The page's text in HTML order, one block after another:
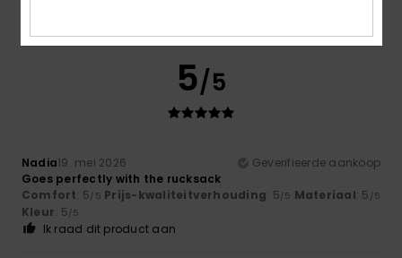
5/5
Nadia19. mei 2026
Geverifieerde aankoop
Goes perfectly with the rucksack
Comfort: 5/5 Prijs-kwaliteitverhouding: 5/5 Materiaal: 5 /5
Kleur: 5/5
Ik raad dit product aan